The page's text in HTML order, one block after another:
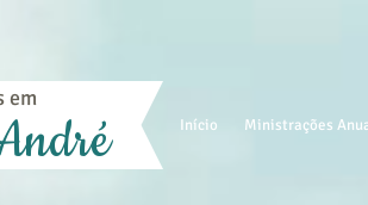
Início Ministrações
em